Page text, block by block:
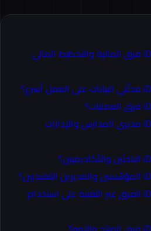
كيف يساعد iDBQuery فرق المالية والتخطيط المالي
كيف يساعد iDBQuery مديري المدارس والإدارات
كيف يساعد iDBQuery الفرق غير التقنية على استخدام